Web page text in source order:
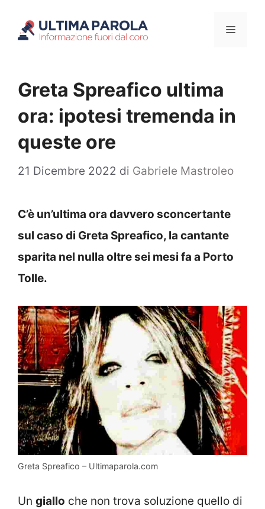
Menu
Greta Spreafico ultima
ora: ipotesi tremenda in
queste ore
21 Dicembre 2022 di Gabriele Mastroleo
C’è un’ultima ora davvero sconcertante
sul caso di Greta Spreafico, la cantante
sparita nel nulla oltre sei mesi fa a Porto
Tolle.
Greta Spreafico – Ultimaparola.com
Un giallo che non trova soluzione quello di